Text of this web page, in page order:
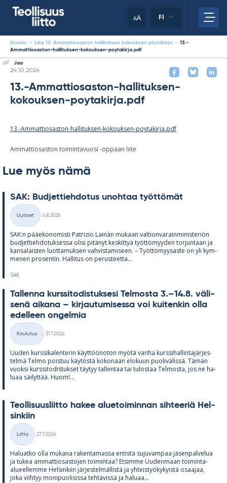
AA FI
Etusivu - Liite 13. Ammattiosaston hallituksen kokouksen pöytäkirja - 13.-
Ammattiosaston-hallituksen-kokouksen-poytakirja.pdf
Jaa
Kirjoitettu
24.10.2024
13.-Ammattiosaston-hallituksen-
kokouksen-poytakirja.pdf
13.-Ammattiosaston-hallituksen-kokouksen-poytakirja.pdf
Ammattiosaston toimintavuosi -oppaan liite
Lue myös nämä
SAK: Bud­jet­tieh­do­tus unoh­taa työt­tö­mät
Kategoriat
Uutiset
4.8.2026
SAK:n pää­e­ko­no­misti Pat­rizio Lainàn mu­kaan val­tion­va­rain­mi­nis­te­riön
bud­jet­tieh­do­tuk­sessa olisi pi­tä­nyt kes­kit­tyä työt­tö­myy­den tor­jun­taan ja
kan­sa­lais­ten luot­ta­muk­sen vah­vis­ta­mi­seen. – Työt­tö­myy­saste on yli kym­
me­nen pro­sen­tin. Hal­li­tus on pe­rus­teetta...
SAK
Tal­lenna kurs­si­to­dis­tuk­sesi Tel­mosta 3.–14.8. vä­li­
senä ai­kana – kir­jau­tu­mi­sessa voi kui­ten­kin olla
edel­leen on­gel­mia
Kategoriat
Koulutus
31.7.2026
Uu­den kurs­si­ka­len­te­rin käyt­töö­no­ton myötä vanha kurs­si­hal­lin­ta­jär­jes­
telmä Telmo pois­tuu käy­töstä ko­ko­naan elo­kuun puo­li­vä­lissä. Tä­män
vuoksi kurs­si­to­dis­tuk­set täy­tyy tal­len­taa tai tu­los­taa Tel­mosta, jos ne ha­
luaa säi­lyt­tää. Huom!...
Teol­li­suus­liitto ha­kee alue­toi­min­nan sih­tee­riä Hel­
sin­kiin
Kategoriat
Liitto
27.7.2026
Ha­luatko olla mu­kana ra­ken­ta­massa en­tistä su­ju­vam­paa jä­sen­pal­ve­lua
ja tu­kea am­mat­tio­sas­to­jen toi­min­taa? Et­simme Uu­den­maan toi­minta-
alu­eel­lemme Hel­sin­kiin jär­jes­tel­mäl­listä ja yh­teis­työ­ky­kyistä osaa­jaa,
joka viih­tyy mo­ni­puo­li­sissa teh­tä­vissä ja ha­luaa...